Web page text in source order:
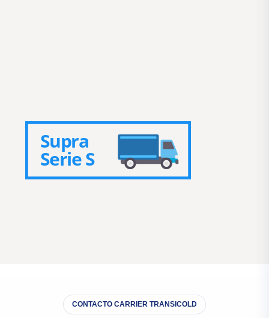
Supra
Serie S
CONTACTO CARRIER TRANSICOLD